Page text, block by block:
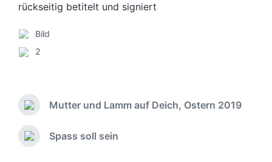
rückseitig betitelt und signiert
V
e
f
e
n
t
Bild
K
m
e
t
a
2
V
o
r
h
Mutter und Lamm auf Deich, Ostern 2019
N
Spass soll sein